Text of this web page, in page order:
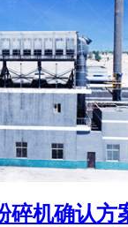
碎机确认方